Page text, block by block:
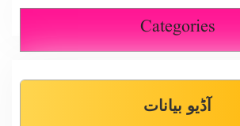
Categories
آڈیو بیانات